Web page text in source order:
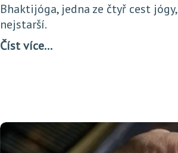
Bhaktijóga, jedna ze čtyř cest
nejstarší.
Číst více…